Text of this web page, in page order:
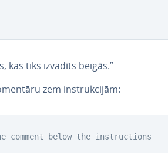
kas tiks izvadīts beigās.”
zem ins­truk­ci­jām:
below the instructions